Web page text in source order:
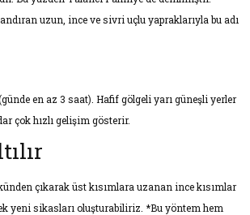
uzun, ince ve sivri uçlu yapraklarıyla bu adı
en az 3 saat). Hafif gölgeli yarı güneşli yerler
çok hızlı gelişim gösterir.
çıkarak üst kısımlara uzanan ince kısımlar
yeni sikasları oluşturabiliriz. *Bu yöntem hem